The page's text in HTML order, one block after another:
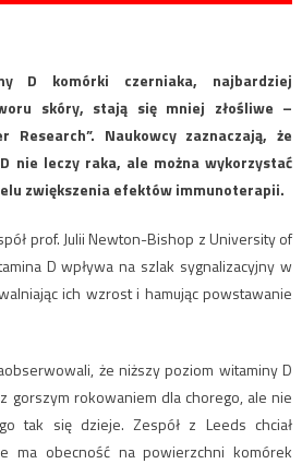
D komórki czerniaka, najbardziej
skóry, stają się mniej złośliwe –
Research”. Naukowcy zaznaczają, że
nie leczy raka, ale można wykorzystać
zwiększenia efektów immunoterapii.
prof. Julii Newton-Bishop z University of
D wpływa na szlak sygnalizacyjny w
ich wzrost i hamując powstawanie
że niższy poziom witaminy D
gorszym rokowaniem dla chorego, ale nie
tak się dzieje. Zespół z Leeds chciał
ma obecność na powierzchni komórek